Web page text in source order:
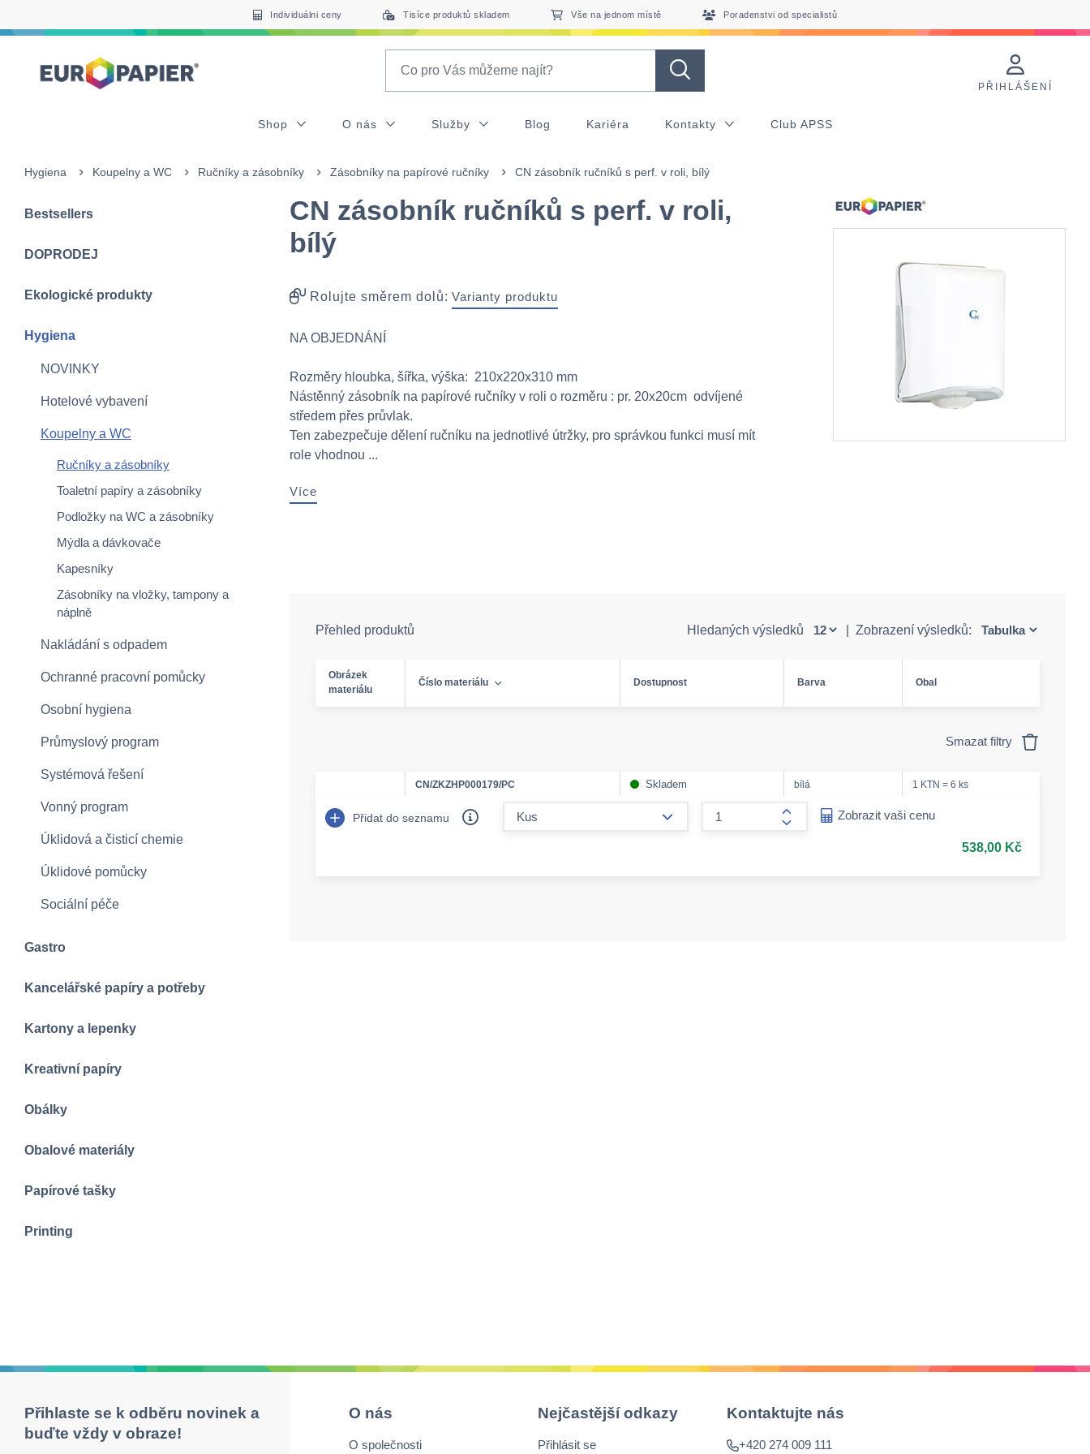
Individuálni ceny Tisíce produktů skladem Vše na jednom místě Poradenstvi od specialistů
PŘIHLÁŠENÍ
Shop O nás Služby Blog Kariéra Kontakty Club APSS
Hygiena Koupelny a WC Ručníky a zásobníky Zásobníky na papírové ručníky CN zásobník ručníků s perf. v roli, bílý
Bestsellers
DOPRODEJ
Ekologické produkty
Hygiena
NOVINKY
Hotelové vybavení
Koupelny a WC
Ručníky a zásobníky
Toaletní papíry a zásobníky
Podložky na WC a zásobníky
Mýdla a dávkovače
Kapesníky
Zásobníky na vložky, tampony a
náplně
Nakládání s odpadem
Ochranné pracovní pomůcky
Osobní hygiena
Průmyslový program
Systémová řešení
Vonný program
Úklidová a čisticí chemie
Úklidové pomůcky
Sociální péče
Gastro
Kancelářské papíry a potřeby
Kartony a lepenky
Kreativní papíry
Obálky
Obalové materiály
Papírové tašky
Printing
CN zásobník ručníků s perf. v roli,
bílý
Rolujte směrem dolů: Varianty produktu
NA OBJEDNÁNÍ
Rozměry hloubka, šířka, výška: 210x220x310 mm
Nástěnný zásobník na papírové ručníky v roli o rozměru : pr. 20x20cm odvíjené
středem přes průvlak.
Ten zabezpečuje dělení ručníku na jednotlivé útržky, pro správkou funkci musí mít
role vhodnou ...
Více
Přehled produktů Hledaných výsledků Zobrazení výsledků:
Obrázek
materiálu
Číslo materiálu Dostupnost Barva Obal
Smazat filtry
CN/ZKZHP000179/PC Skladem bílá 1 KTN = 6 ks
Přidat do seznamu
form.increase-amount
Zobrazit vaši cenu
538,00 Kč
Přihlaste se k odběru novinek a
buďte vždy v obraze!
O nás
O společnosti
Nejčastější odkazy
Přihlásit se
Kontaktujte nás
+420 274 009 111